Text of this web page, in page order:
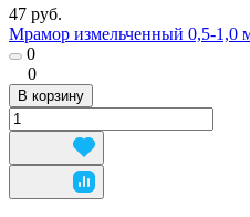
47 руб.
Мрамор измельченный 0,5-1,0
0
0
В корзину